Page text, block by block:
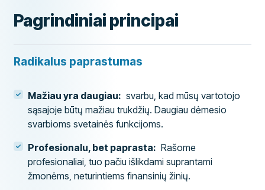
Pagrindiniai principai
Radikalus paprastumas
Mažiau yra daugiau: svarbu, kad mūsų vartotojo
sąsajoje būtų mažiau trukdžių. Daugiau dėmesio
svarbioms svetainės funkcijoms.
Profesionalu, bet paprasta: Rašome
profesionaliai, tuo pačiu išlikdami suprantami
žmonėms, neturintiems finansinių žinių.